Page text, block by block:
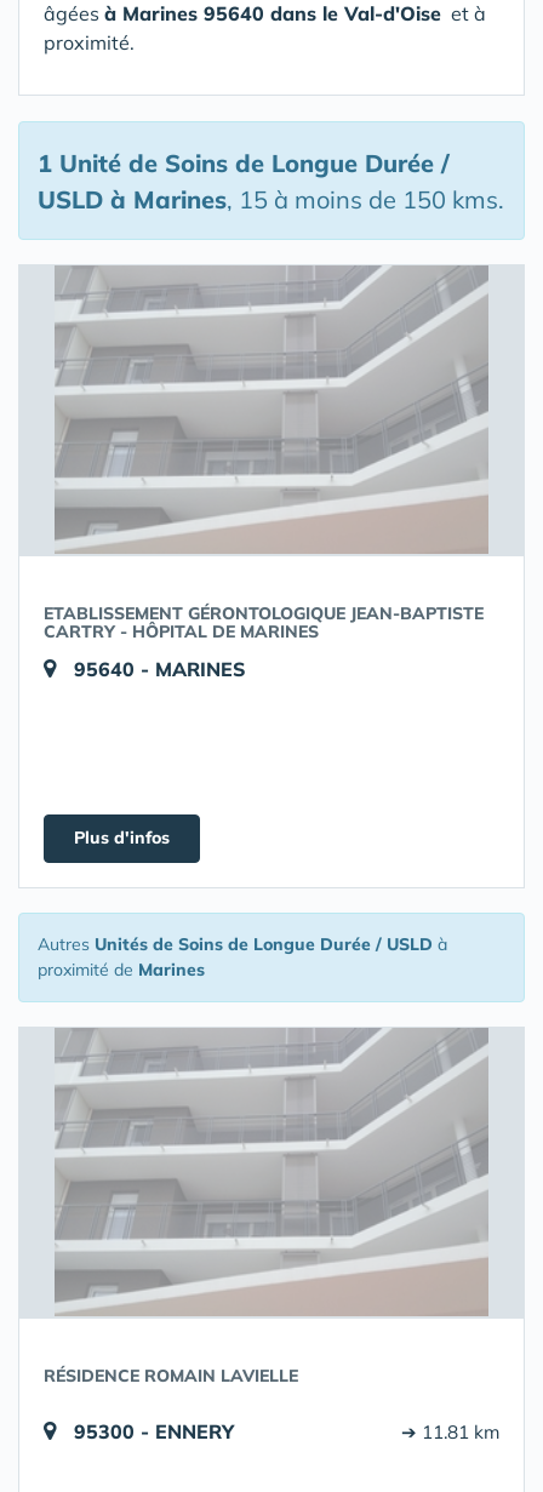
âgées à Marines 95640 dans le Val-d'Oise et à
proximité.
1 Unité de Soins de Longue Durée /
USLD à Marines, 15 à moins de 150 kms.
ETABLISSEMENT GÉRONTOLOGIQUE JEAN-BAPTISTE
CARTRY - HÔPITAL DE MARINES
95640 - MARINES
Plus d'infos
Autres Unités de Soins de Longue Durée / USLD à
proximité de Marines
RÉSIDENCE ROMAIN LAVIELLE
95300 - ENNERY ➔ 11.81 km